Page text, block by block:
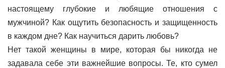
настоящему глубокие и любящие отношения с
мужчиной? Как ощутить безопасность и защищенность
в каждом дне? Как научиться дарить любовь?
Нет такой женщины в мире, которая бы никогда не
задавала себе эти важнейшие вопросы. Те, кто сумел